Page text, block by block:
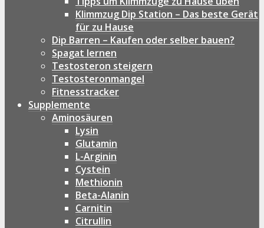
Klimmzug Dip Station – Das beste Gerät
für zu Hause
Dip Barren – Kaufen oder selber bauen?
Spagat lernen
Testosteron steigern
Testosteronmangel
Fitnesstracker
Supplemente
Aminosäuren
Lysin
Glutamin
L-Arginin
Cystein
Methionin
Beta-Alanin
Carnitin
Citrullin